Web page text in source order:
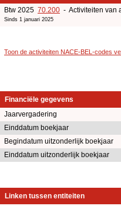
Btw 2025 70.200 - Activiteiten van
Sinds 1 januari 2025
Toon de activiteiten NACE-BEL-codes
Financiële gegevens
Jaarvergadering
Einddatum boekjaar
Begindatum uitzonderlijk boekjaar
Einddatum uitzonderlijk boekjaar
Linken tussen entiteiten